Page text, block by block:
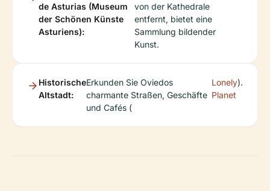
de Asturias (Museum
der Schönen Künste
Asturiens):
von der Kathedrale
entfernt, bietet eine
Sammlung bildender
Kunst.
Historische
Altstadt:
Erkunden Sie Oviedos
charmante Straßen, Geschäfte
und Cafés (
Lonely
Planet
).